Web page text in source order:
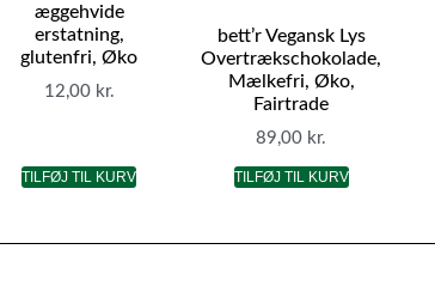
æggehvide
erstatning,
glutenfri, Øko
12,00 kr.
TILFØJ TIL KURV
bett’r Vegansk Lys
Overtrækschokolade,
Mælkefri, Øko,
Fairtrade
89,00 kr.
TILFØJ TIL KURV